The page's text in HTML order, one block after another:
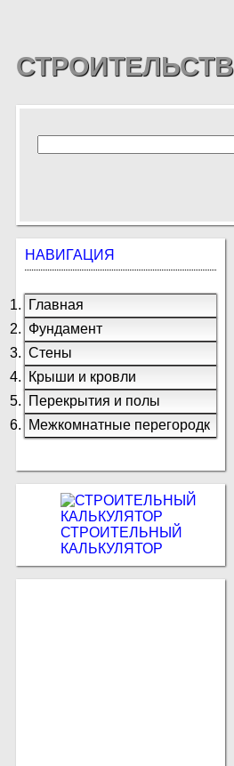
НАВИГАЦИЯ
Главная
Фундамент
Стены
Крыши и кровли
Перекрытия и полы
Межкомнатные перегородк
СТРОИТЕЛЬНЫЙ
КАЛЬКУЛЯТОР